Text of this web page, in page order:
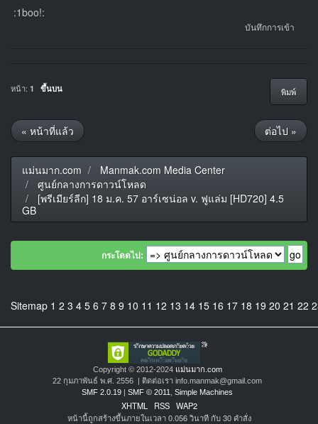
:1boo!:
บันทึกการเข้า
พิมพ์
หน้า: 1 ขึ้นบน
« หน้าที่แล้ว ต่อไป »
แม่นมาก.com
Manmak.com Media Center
ศูนย์กลางการดาวน์โหลด
[พรีเมียร์ลีก] 18 ม.ค. 57 อาร์เซน่อล v. ฟูแล่ม [HD720] 4.5
GB
กระโดดไป:
Sitemap 1 2 3 4 5 6 7 8 9 10 11 12 13 14 15 16 17 18 19 20 21 22
Copyright © 2012-2024 แม่นมาก.com
22 กุมภาพันธ์ พ.ศ. 2556 | ติดต่อเรา info.manmak@gmail.com
SMF 2.0.19 | SMF © 2011 Simple Machines
XHTML RSS WAP2
หน้านี้ถูกสร้างขึ้นภายในเวลา 0.056 วินาที กับ 30 คำสั่ง